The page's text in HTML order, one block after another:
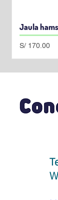
Jaula
Precio
S/ 170.00